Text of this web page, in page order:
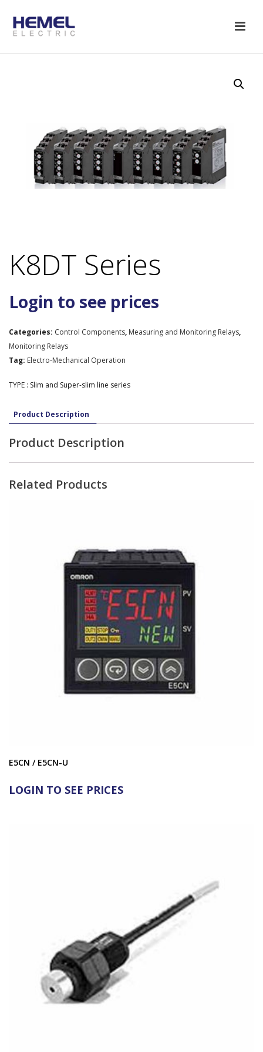
K8DT Series
Login to see prices
Categories: Control Components, Measuring and Monitoring Relays,
Monitoring Relays
Tag: Electro-Mechanical Operation
TYPE : Slim and Super-slim line series
Product Description
Product Description
Related Products
E5CN / E5CN-U
LOGIN TO SEE PRICES